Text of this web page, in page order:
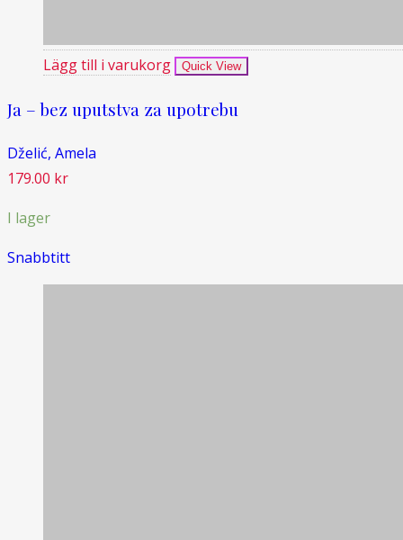
Lägg till i varukorg Quick View
Ja – bez uputstva za upotrebu
Dželić, Amela
179.00 kr
I lager
Snabbtitt